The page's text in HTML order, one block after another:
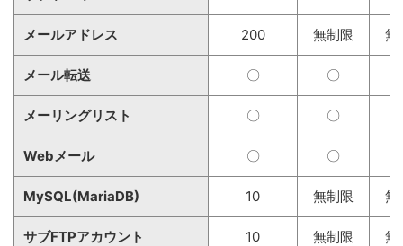
メールアドレス 200 無制限 無
メール転送 〇 〇
メーリングリスト 〇 〇
Webメール 〇 〇
MySQL(MariaDB) 10 無制限 無
サブFTPアカウント 10 無制限 無